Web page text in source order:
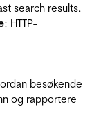
search results.
: HTTP-
besøkende
og rapportere